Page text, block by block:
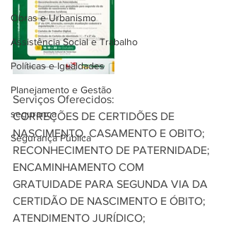
Obras e Urbanismo
Assistência Social e Trabalho
Políticas e Igualdades
Planejamento e Gestão
segurança
Segurança Pública
Serviços Oferecidos:
CORREÇÕES DE CERTIDÕES DE
NASCIMENTO, CASAMENTO E OBITO;
RECONHECIMENTO DE PATERNIDADE;
ENCAMINHAMENTO COM
GRATUIDADE PARA SEGUNDA VIA DA
CERTIDÃO DE NASCIMENTO E ÓBITO;
ATENDIMENTO JURÍDICO;